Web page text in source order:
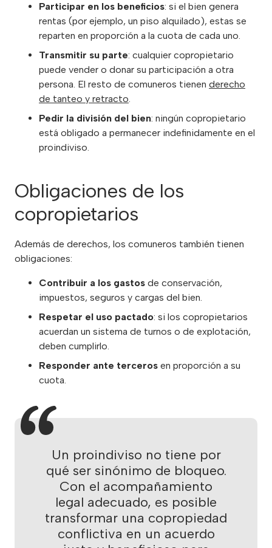
Participar en los beneficios: si el bien genera
rentas (por ejemplo, un piso alquilado), estas se
reparten en proporción a la cuota de cada uno.
Transmitir su parte: cualquier copropietario
puede vender o donar su participación a otra
persona. El resto de comuneros tienen derecho
de tanteo y retracto.
Pedir la división del bien: ningún copropietario
está obligado a permanecer indefinidamente en el
proindiviso.
Obligaciones de los
copropietarios
Además de derechos, los comuneros también tienen
obligaciones:
Contribuir a los gastos de conservación,
impuestos, seguros y cargas del bien.
Respetar el uso pactado: si los copropietarios
acuerdan un sistema de turnos o de explotación,
deben cumplirlo.
Responder ante terceros en proporción a su
cuota.
Un proindiviso no tiene por
qué ser sinónimo de bloqueo.
Con el acompañamiento
legal adecuado, es posible
transformar una copropiedad
conflictiva en un acuerdo